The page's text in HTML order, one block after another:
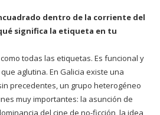
dentro de la corriente del
significa la etiqueta en tu
todas las etiquetas. Es funcional y
aglutina. En Galicia existe una
precedentes, un grupo heterogéneo
muy importantes: la asunción de
del cine de no-ficción, la idea